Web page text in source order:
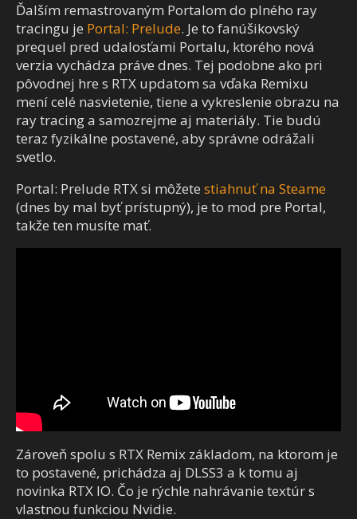
Ďalším remastrovaným Portalom do plného ray
tracingu je Portal: Prelude. Je to fanúšikovský
prequel pred udalosťami Portalu, ktorého nová
verzia vychádza práve dnes. Tej podobne ako pri
pôvodnej hre s RTX updatom sa vďaka Remixu
mení celé nasvietenie, tiene a vykreslenie obrazu na
ray tracing a samozrejme aj materiály. Tie budú
teraz fyzikálne postavené, aby správne odrážali
svetlo.
Portal: Prelude RTX si môžete stiahnuť na Steame
(dnes by mal byť prístupný), je to mod pre Portal,
takže ten musíte mať.
Zároveň spolu s RTX Remix základom, na ktorom je
to postavené, prichádza aj DLSS3 a k tomu aj
novinka RTX IO. Čo je rýchle nahrávanie textúr s
vlastnou funkciou Nvidie.